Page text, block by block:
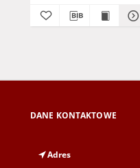
DANE KONTAKTOWE
Adres